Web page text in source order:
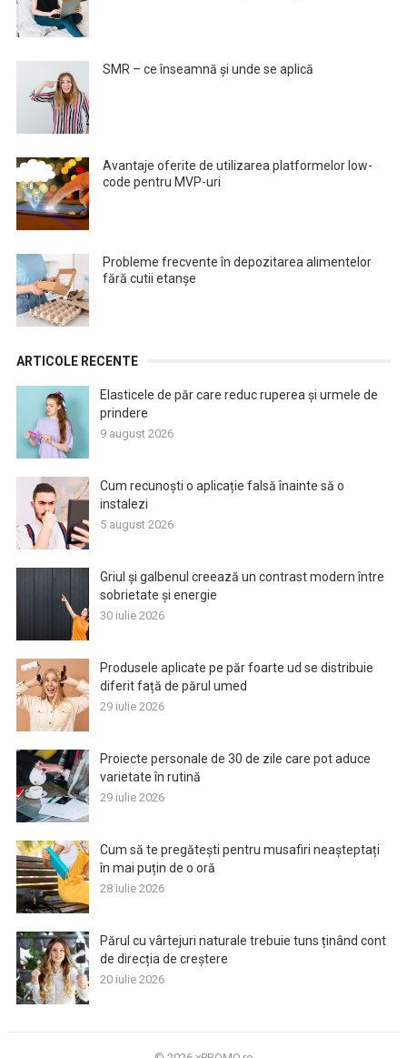
SMR – ce înseamnă și unde se aplică
Avantaje oferite de utilizarea platformelor low-
code pentru MVP-uri
Probleme frecvente în depozitarea alimentelor
fără cutii etanșe
ARTICOLE RECENTE
Elasticele de păr care reduc ruperea și urmele de
prindere
9 august 2026
Cum recunoști o aplicație falsă înainte să o
instalezi
5 august 2026
Griul și galbenul creează un contrast modern între
sobrietate și energie
30 iulie 2026
Produsele aplicate pe păr foarte ud se distribuie
diferit față de părul umed
29 iulie 2026
Proiecte personale de 30 de zile care pot aduce
varietate în rutină
29 iulie 2026
Cum să te pregătești pentru musafiri neașteptați
în mai puțin de o oră
28 iulie 2026
Părul cu vârtejuri naturale trebuie tuns ținând cont
de direcția de creștere
20 iulie 2026